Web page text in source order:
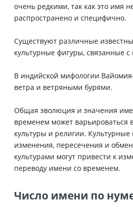
очень редкими, так как это имя
распространено и специфично.
Существуют различные
культурные фигуры, связанные
В индийской мифологии
ветра и ветряными бурями.
Общая эволюция и значения
временем может варьироваться
культуры и религии.
изменения, пересечения и
культурами могут привести к
переводу имени со временем.
Число имени по